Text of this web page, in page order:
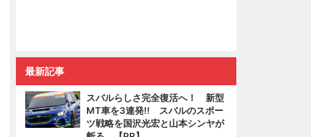
最新記事
スバルらしさ完全復活へ！ 新型
MT車を3連発!! スバルのスポー
ツ戦略を国沢光宏と山本シンヤが